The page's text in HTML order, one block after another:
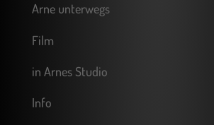
Arne unterwegs
Film
in Arnes Studio
Info